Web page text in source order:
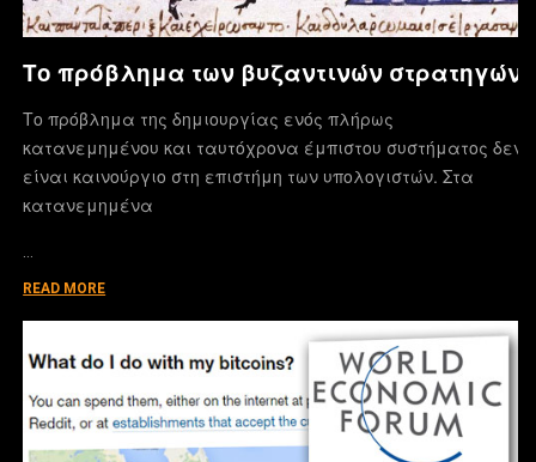
Το πρόβλημα των βυζαντινών στρατηγών
Το πρόβλημα της δημιουργίας ενός πλήρως
κατανεμημένου και ταυτόχρονα έμπιστου συστήματος δεν
είναι καινούργιο στη επιστήμη των υπολογιστών. Στα
κατανεμημένα
READ MORE